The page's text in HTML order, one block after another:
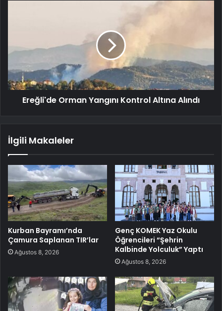
Ereğli'de Orman Yangını Kontrol Altına Alındı
İlgili Makaleler
Kurban Bayramı’nda
Çamura Saplanan TIR’lar
Ağustos 8, 2026
Genç KOMEK Yaz Okulu
Öğrencileri “Şehrin
Kalbinde Yolculuk” Yaptı
Ağustos 8, 2026